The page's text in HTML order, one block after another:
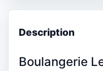
Description
Boulangerie